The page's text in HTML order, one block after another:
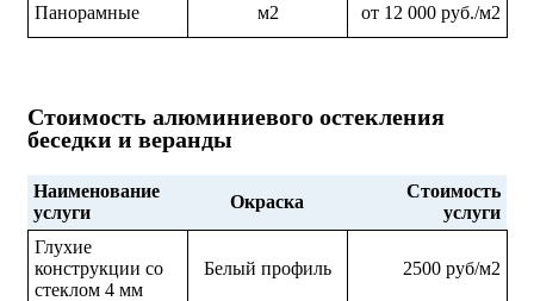
Панорамные м2 от 12 000 руб./м2
Стоимость алюминиевого остекления
беседки и веранды
Наименование
услуги
Окраска
Стоимость
услуги
Глухие
конструкции со
стеклом 4 мм
Белый профиль 2500 руб/м2